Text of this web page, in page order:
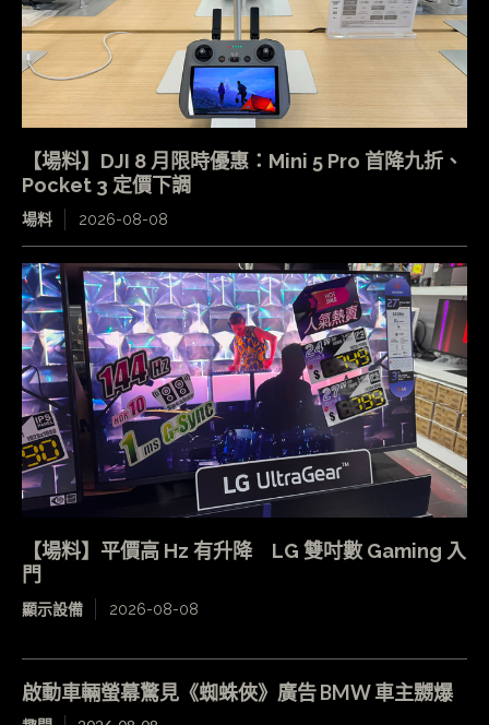
【場料】DJI 8 月限時優惠：Mini 5 Pro 首降九折、
Pocket 3 定價下調
場料 2026-08-08
【場料】平價高 Hz 有升降 LG 雙吋數 Gaming 入
門
顯示設備 2026-08-08
啟動車輛螢幕驚見《蜘蛛俠》廣告 BMW 車主嬲爆